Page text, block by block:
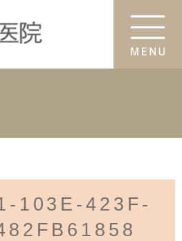
103E-423F-